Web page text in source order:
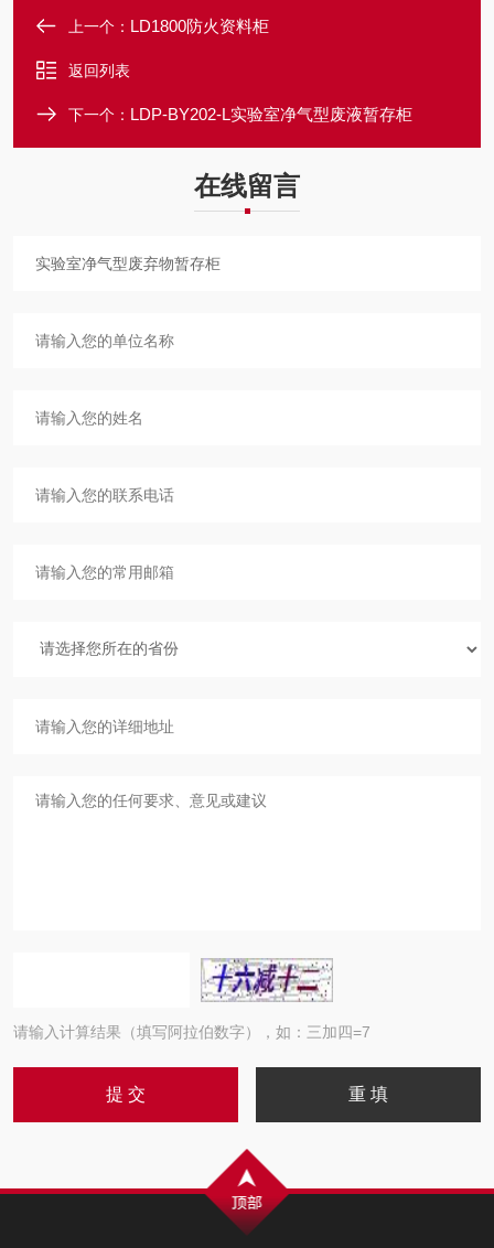
上一个： LD1800防火资料柜
返回列表
下一个： LDP-BY202-L实验室净气型废液暂存柜
在线留言
请输入计算结果（填写阿拉伯数字），如：三加四=7